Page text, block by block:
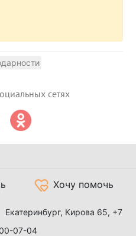
сетях
Хочу помочь
Екатеринбург, Кирова 65, +7
07-04